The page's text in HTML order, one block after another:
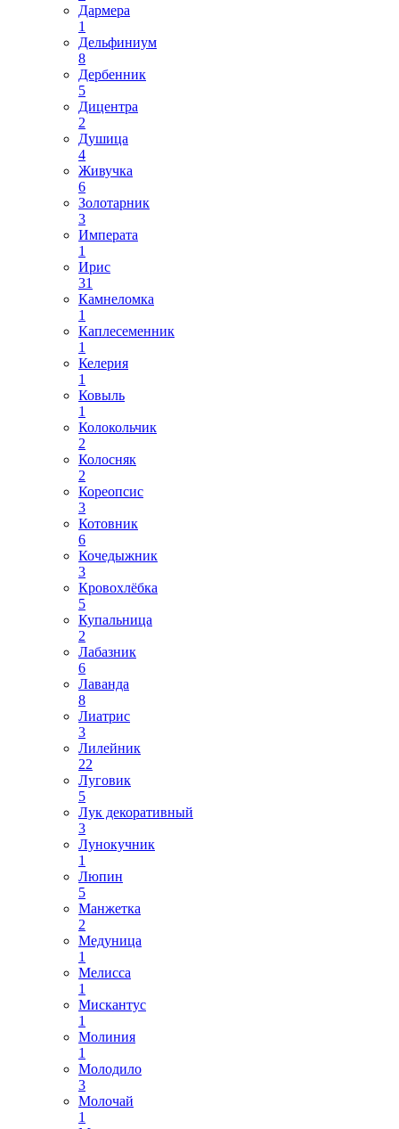
Дармера
1
Дельфиниум
8
Дербенник
5
Дицентра
2
Душица
4
Живучка
6
Золотарник
3
Императа
1
Ирис
31
Камнеломка
1
Каплесеменник
1
Келерия
1
Ковыль
1
Колокольчик
2
Колосняк
2
Кореопсис
3
Котовник
6
Кочедыжник
3
Кровохлёбка
5
Купальница
2
Лабазник
6
Лаванда
8
Лиатрис
3
Лилейник
22
Луговик
5
Лук декоративный
3
Лунокучник
1
Люпин
5
Манжетка
2
Медуница
1
Мелисса
1
Мискантус
1
Молиния
1
Молодило
3
Молочай
1